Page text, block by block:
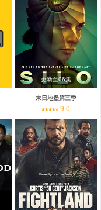
更新至06集
末日地堡第三季
9.0